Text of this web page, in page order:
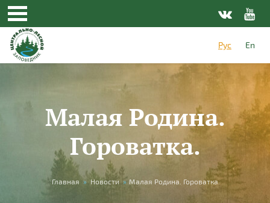
Перейти к основному содержанию
Рус
En
Малая Родина.
Гороватка.
Вы здесь
Главная » Новости » Малая Родина. Гороватка.